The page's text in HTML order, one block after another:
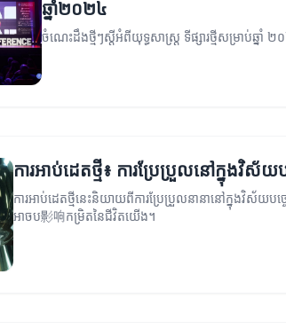
ឆ្នាំ២០២៤
ចំណេះដឹងថ្មីៗស្តីអំពីយុទ្ធសាស្ត្រ ទីផ្សារថ្មីសម្រាប់ឆ្នាំ
ការអាប់ដេតថ្មី៖ ការប្រែប្រួលនៅក្នុងវិស័យប
ការអាប់ដេតថ្មីនេះនិយាយពីការប្រែប្រួលនានានៅក្នុងវិស័យបច្ច
អាចប影响កម្រិតនៃជីវិតយើង។